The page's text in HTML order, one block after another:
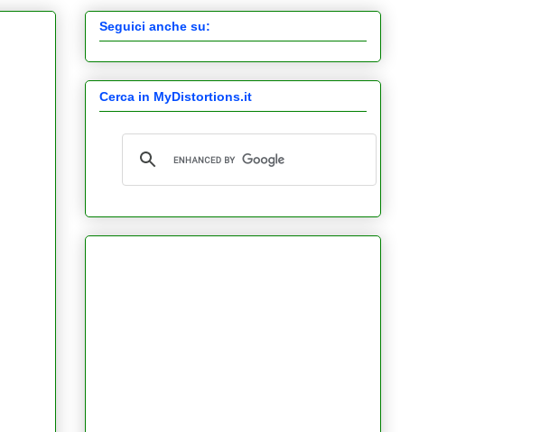
Seguici anche su:
Cerca in MyDistortions.it